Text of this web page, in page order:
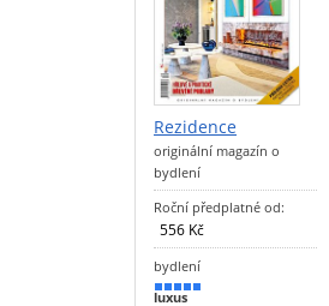
Rezidence
originální magazín o
bydlení
Roční předplatné od:
556 Kč
bydlení
90 %
luxus